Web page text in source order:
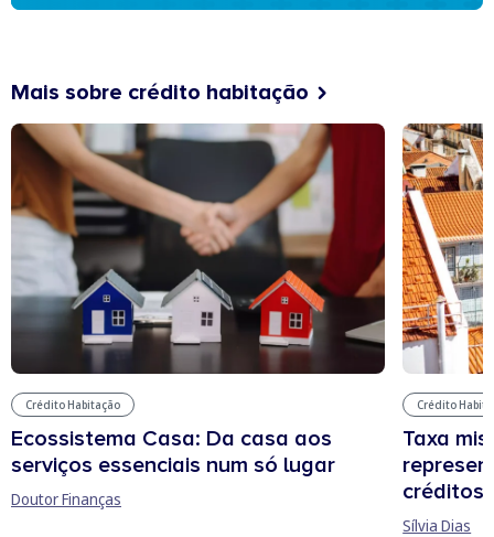
Mais sobre crédito habitação
Crédito Habitação
Ecossistema Casa: Da casa aos
serviços essenciais num só lugar
Doutor Finanças
Crédito
Taxa
créditos
Sílvia Dias